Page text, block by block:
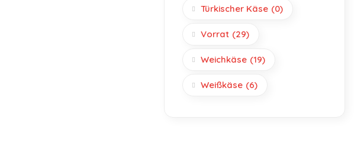
Türkischer Käse (0)
Vorrat (29)
Weichkäse (19)
Weißkäse (6)